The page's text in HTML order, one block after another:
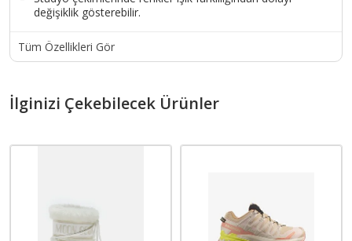
değişiklik gösterebilir.
Tüm Özellikleri Gör
İlginizi Çekebilecek Ürünler